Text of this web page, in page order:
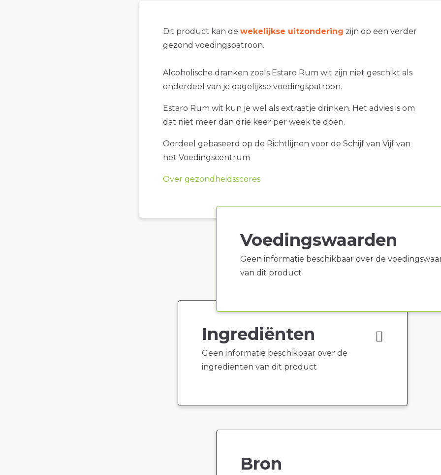
Dit product kan de wekelijkse uitzondering zijn op een verder
gezond voedingspatroon.
Alcoholische dranken zoals Estaro Rum wit zijn niet geschikt als
onderdeel van je dagelijkse voedingspatroon.
Estaro Rum wit kun je wel als extraatje drinken. Het advies is om
dat niet meer dan drie keer per week te doen.
Oordeel gebaseerd op de Richtlijnen voor de Schijf van Vijf van
het Voedingscentrum
Over gezondheidsscores
Voedingswaarden
Geen informatie beschikbaar over de
van dit product
Ingrediënten
Geen informatie beschikbaar over de
ingrediënten van dit product
Bron